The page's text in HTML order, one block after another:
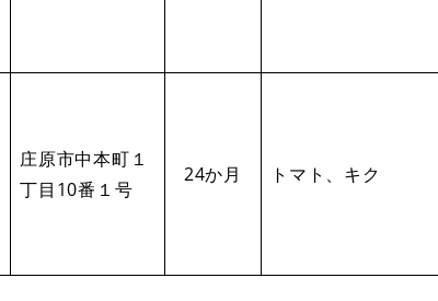
庄原市中本町１
丁目10番１号
24か月 トマト、キク